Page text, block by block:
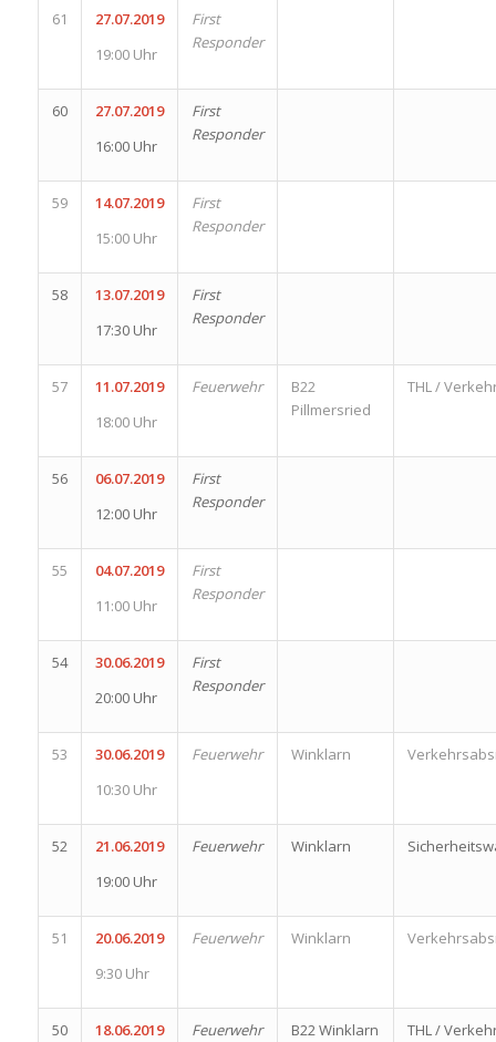
61
27.07.2019
19:00 Uhr
First
Responder
60
27.07.2019
16:00 Uhr
First
Responder
59
14.07.2019
15:00 Uhr
First
Responder
58
13.07.2019
17:30 Uhr
First
Responder
57
11.07.2019
18:00 Uhr
Feuerwehr
B22
Pillmersried
THL /
56
06.07.2019
12:00 Uhr
First
Responder
55
04.07.2019
11:00 Uhr
First
Responder
54
30.06.2019
20:00 Uhr
First
Responder
53
30.06.2019
10:30 Uhr
Feuerwehr Winklarn
52
21.06.2019
19:00 Uhr
Feuerwehr Winklarn
51
20.06.2019
9:30 Uhr
Feuerwehr Winklarn
50
18.06.2019
Feuerwehr B22 Winklarn THL /